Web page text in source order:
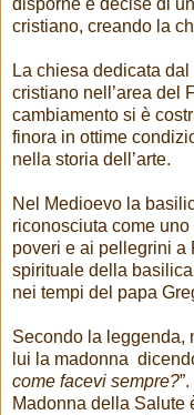
disporne e decise di
cristiano, creando la
La chiesa dedicata
cristiano nell’area del
cambiamento si è
finora in ottime
nella storia dell’arte.
Nel Medioevo la
riconosciuta come
poveri e ai pellegrini a
spirituale della
nei tempi del papa
Secondo la leggenda,
lui la madonna
come facevi sempre?
Madonna della Salute